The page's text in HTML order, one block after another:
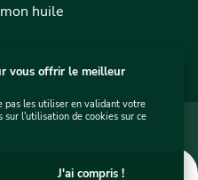
vous offrir le meilleur
pas les utiliser en validant votre
sur l'utilisation de cookies sur ce
J'ai compris !
huile
Bio Cosmétics